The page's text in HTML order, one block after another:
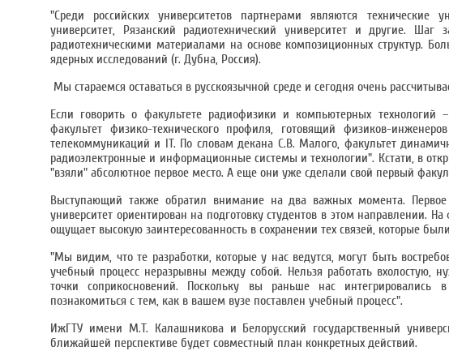
"Среди российских университетов партнерами являются технические
университет, Рязанский радиотехнический университет и другие.
радиотехническими материалами на основе композиционных структур.
ядерных исследований (г. Дубна, Россия).
Мы стараемся оставаться в русскоязычной среде и сегодня очень
Если говорить о факультете радиофизики и компьютерных технологий
факультет физико-технического профиля, готовящий физиков-
телекоммуникаций и IT. По словам декана С.В. Малого, факультет
радиоэлектронные и информационные системы и технологии". Кстати, в
"взяли" абсолютное первое место. А еще они уже сделали свой первый
Выступающий также обратил внимание на два важных момента.
университет ориентирован на подготовку студентов в этом направлении.
ощущает высокую заинтересованность в сохранении тех связей, которые
"Мы видим, что те разработки, которые у нас ведутся, могут быть
учебный процесс неразрывны между собой. Нельзя работать вхолостую,
точки соприкосновений. Поскольку вы раньше нас интегрировались
познакомиться с тем, как в вашем вузе поставлен учебный процесс".
ИжГТУ имени М.Т. Калашникова и Белорусский государственный
ближайшей перспективе будет совместный план конкретных действий.